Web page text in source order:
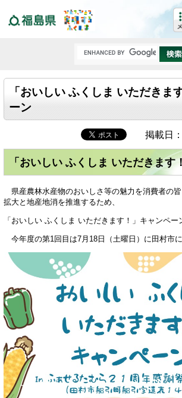
「おいしい ふくしま いただきま
ーン
掲載日
「おいしい ふくしま いただきます
県産農林水産物のおいしさ等の魅力を消費者の
拡大と地産地消を推進するため、
「おいしい ふくしま いただきます！」キャンペー
今年度の第1回目は7月18日（土曜日）に田村市に